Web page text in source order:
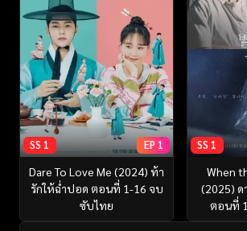
SS 1 EP 1
Dare To Love Me (2024) ท้า
รักให้ฉ่ำปอด ตอนที่ 1-16 จบ
ซับไทย
SS 1
When
(2025) ด
ตอนที่